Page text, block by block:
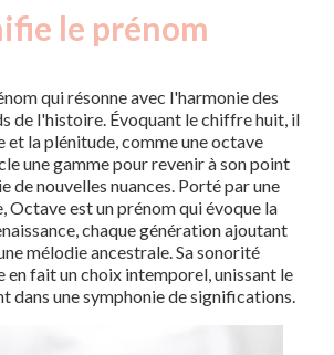
le prénom
qui résonne avec l'harmonie des
de l'histoire. Évoquant le chiffre huit, il
et la plénitude, comme une octave
une gamme pour revenir à son point
de nouvelles nuances. Porté par une
Octave est un prénom qui évoque la
chaque génération ajoutant
mélodie ancestrale. Sa sonorité
en fait un choix intemporel, unissant le
dans une symphonie de significations.